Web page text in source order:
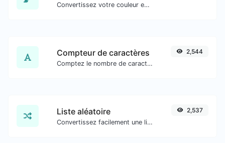
Convertissez votre couleur en plusieurs autres formats.
Compteur de caractères
Comptez le nombre de caractères et de mots d'un texte donné.
2,544
Liste aléatoire
Convertissez facilement une liste de texte donné en une liste aléatoire.
2,537